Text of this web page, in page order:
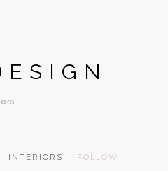
INTERIORS FOLLOW